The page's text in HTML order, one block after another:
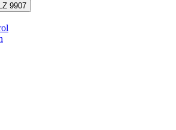
9907